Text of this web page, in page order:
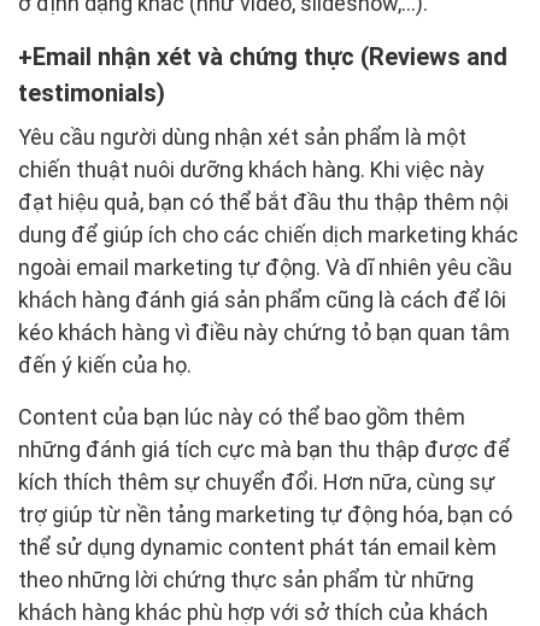
Email nhận xét và chứng thực (Reviews and
testimonials)
Yêu cầu người dùng nhận xét sản phẩm là một
chiến thuật nuôi dưỡng khách hàng. Khi việc này
đạt hiệu quả, bạn có thể bắt đầu thu thập thêm nội
dung để giúp ích cho các chiến dịch marketing khác
ngoài email marketing tự động. Và dĩ nhiên yêu cầu
khách hàng đánh giá sản phẩm cũng là cách để lôi
kéo khách hàng vì điều này chứng tỏ bạn quan tâm
đến ý kiến của họ.
Content của bạn lúc này có thể bao gồm thêm
những đánh giá tích cực mà bạn thu thập được để
kích thích thêm sự chuyển đổi. Hơn nữa, cùng sự
trợ giúp từ nền tảng marketing tự động hóa, bạn có
thể sử dụng dynamic content phát tán email kèm
theo những lời chứng thực sản phẩm từ những
khách hàng khác phù hợp với sở thích của khách